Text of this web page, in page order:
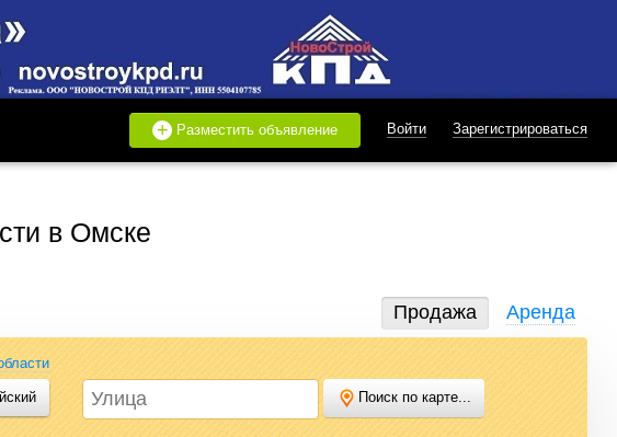
+ Разместить объявление Войти Зарегистрироваться
в Омске
Продать или купить квартиру, найти землю под строительство,
силы в поисках нужного варианта.
Продажа Аренда
Поиск по карте...